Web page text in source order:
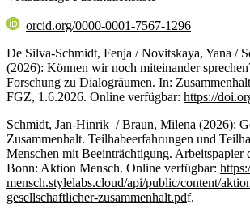
orcid.org/0000-0001-7567-1296
De Silva-Schmidt, Fenja / Novitskaya, Yana /
(2026): Können wir noch miteinander
Forschung zu Dialogräumen. In:
FGZ, 1.6.2026. Online verfügbar: https://
Schmidt, Jan-Hinrik / Braun, Milena (2026):
Zusammenhalt. Teilhabeerfahrungen und
Menschen mit Beeinträchtigung. Arbeitspapier
Bonn: Aktion Mensch. Online verfügbar:
mensch.stylelabs.cloud/api/public/content/
gesellschaftlicher-zusammenhalt.pdf.